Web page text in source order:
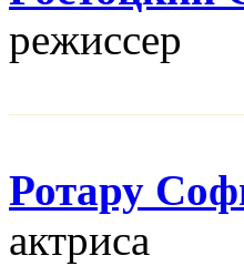
режисcер
Ротару
актриса